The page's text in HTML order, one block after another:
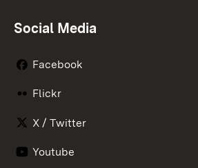
Social Media
Facebook
Flickr
X / Twitter
Youtube